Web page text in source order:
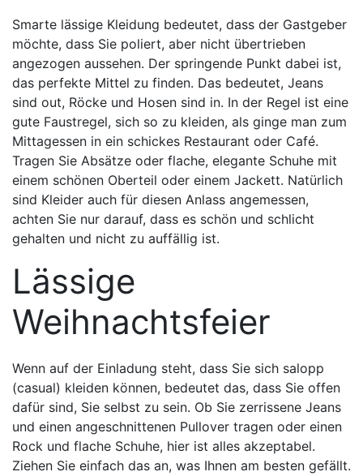
Smarte lässige Kleidung bedeutet, dass der Gastgeber
möchte, dass Sie poliert, aber nicht übertrieben
angezogen aussehen. Der springende Punkt dabei ist,
das perfekte Mittel zu finden. Das bedeutet, Jeans
sind out, Röcke und Hosen sind in. In der Regel ist eine
gute Faustregel, sich so zu kleiden, als ginge man zum
Mittagessen in ein schickes Restaurant oder Café.
Tragen Sie Absätze oder flache, elegante Schuhe mit
einem schönen Oberteil oder einem Jackett. Natürlich
sind Kleider auch für diesen Anlass angemessen,
achten Sie nur darauf, dass es schön und schlicht
gehalten und nicht zu auffällig ist.
Lässige
Weihnachtsfeier
Wenn auf der Einladung steht, dass Sie sich salopp
(casual) kleiden können, bedeutet das, dass Sie offen
dafür sind, Sie selbst zu sein. Ob Sie zerrissene Jeans
und einen angeschnittenen Pullover tragen oder einen
Rock und flache Schuhe, hier ist alles akzeptabel.
Ziehen Sie einfach das an, was Ihnen am besten gefällt.